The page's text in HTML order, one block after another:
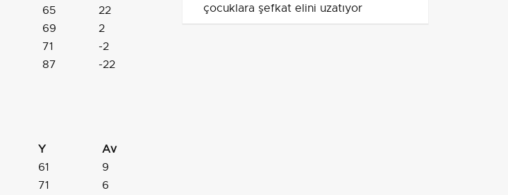
65
22
69
2
71
-2
87
-22
Y
Av
61
9
71
6
çocuklara şefkat elini uzatıyor